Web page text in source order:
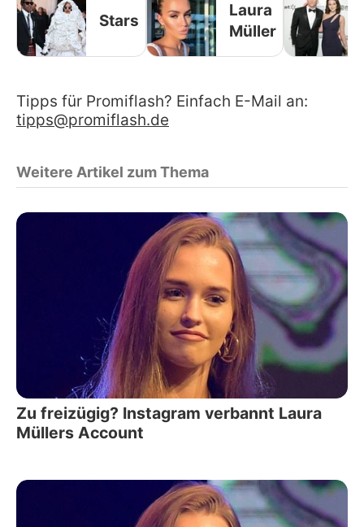
Stars
Laura
Müller
Tipps für Promiflash? Einfach E-Mail an:
tipps@promiflash.de
Weitere Artikel zum Thema
Zu freizügig? Instagram verbannt Laura
Müllers Account